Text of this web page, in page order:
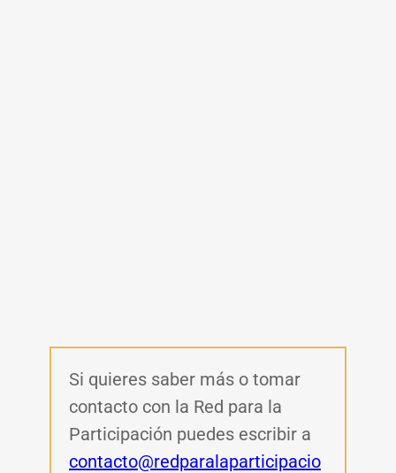
Si quieres saber más o tomar
contacto con la Red para la
Participación puedes escribir a
contacto@redparalaparticipacio